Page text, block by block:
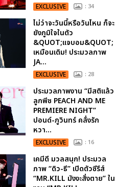
EXCLUSIVE : 34
ไม่ว่าจะวันนี้หรือวันไหน ก็จะ
ยังภูมิใจในตัว
&QUOT;แจบอม&QUOT;
เหมือนเดิม! ประมวลภาพ
JA...
EXCLUSIVE : 28
ประมวลภาพงาน “มีสติแล้ว
ลูกพีช PEACH AND ME
PREMIERE NIGHT”
ปอนด์-ภูวินทร์ คลั่งรัก
หวา...
EXCLUSIVE : 16
เคมีดี มวลสนุก! ประมวล
ภาพ “ดิว-ธี” เปิดตัวซีรีส์
“MR.KILL มังงะสั่งตาย” ใน